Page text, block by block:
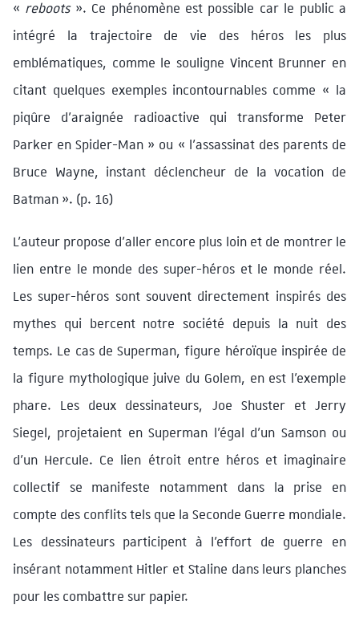
« reboots». Ce phénomène est possible car le public a
intégré la trajectoire de vie des héros les plus
emblématiques, comme le souligne Vincent Brunner en
citant quelques exemples incontournables comme « la
piqûre d’araignée radioactive qui transforme Peter
Parker en Spider-Man » ou « l’assassinat des parents de
Bruce Wayne, instant déclencheur de la vocation de
Batman ». (p. 16)
L’auteur propose d’aller encore plus loin et de montrer le
lien entre le monde des super-héros et le monde réel.
Les super-héros sont souvent directement inspirés des
mythes qui bercent notre société depuis la nuit des
temps. Le cas de Superman, figure héroïque inspirée de
la figure mythologique juive du Golem, en est l’exemple
phare. Les deux dessinateurs, Joe Shuster et Jerry
Siegel, projetaient en Superman l’égal d’un Samson ou
d’un Hercule. Ce lien étroit entre héros et imaginaire
collectif se manifeste notamment dans la prise en
compte des conflits tels que la Seconde Guerre mondiale.
Les dessinateurs participent à l’effort de guerre en
insérant notamment Hitler et Staline dans leurs planches
pour les combattre sur papier.